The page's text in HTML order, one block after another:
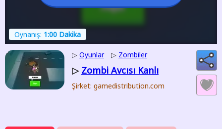
Oynanış: 1:00 Dakika
▷ Oyunlar ▷ Zombiler
▷ Zombi Avcısı Kanlı
Şirket: gamedistribution.com